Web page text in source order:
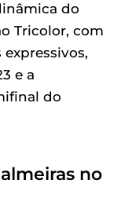
do
Tricolor, com
e a
do
no